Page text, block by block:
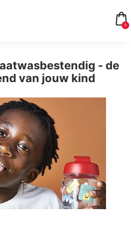
0
- de
van jouw kind